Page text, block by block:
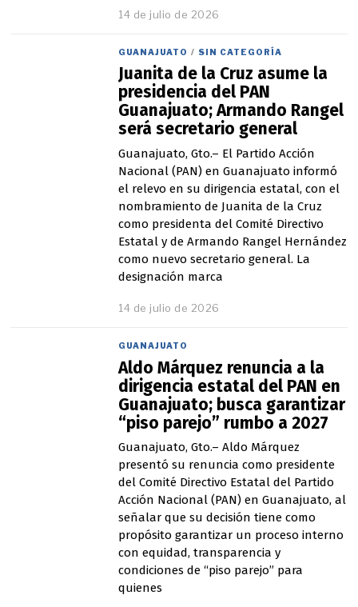
14 de julio de 2026
GUANAJUATO / SIN CATEGORÍA
Juanita de la Cruz asume la
presidencia del PAN
Guanajuato; Armando Rangel
será secretario general
Guanajuato, Gto.– El Partido Acción
Nacional (PAN) en Guanajuato informó
el relevo en su dirigencia estatal, con el
nombramiento de Juanita de la Cruz
como presidenta del Comité Directivo
Estatal y de Armando Rangel Hernández
como nuevo secretario general. La
designación marca
14 de julio de 2026
j
u
l
i
o
e
2
0
2
6
GUANAJUATO
Aldo Márquez renuncia a la
dirigencia estatal del PAN en
Guanajuato; busca garantizar
“piso parejo” rumbo a 2027
Guanajuato, Gto.– Aldo Márquez
presentó su renuncia como presidente
del Comité Directivo Estatal del Partido
Acción Nacional (PAN) en Guanajuato, al
señalar que su decisión tiene como
propósito garantizar un proceso interno
con equidad, transparencia y
condiciones de “piso parejo” para
quienes